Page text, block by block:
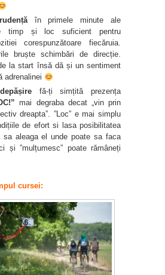
în primele minute ale
timp și loc suficient pentru
corespunzătoare fiecăruia.
bruște schimbări de direcție.
la start însă dă și un sentiment
adrenalinei
depășire fă-ți simțită prezența
mai degraba decat „vin prin
dreapta”. ”Loc” e mai simplu
de efort si lasa posibilitatea
sa aleaga el unde poate sa faca
și ”mulțumesc” poate rămâneți
cursei: